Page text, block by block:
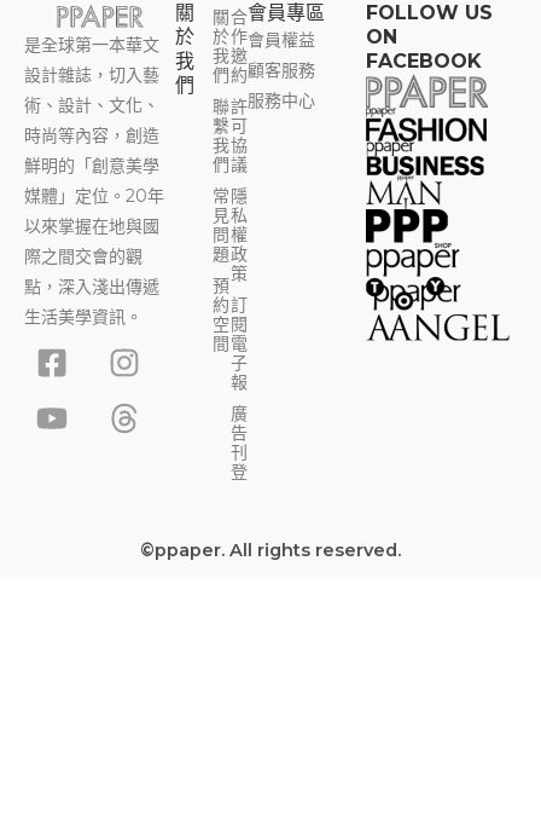
是全球第一本華文
設計雜誌，切入藝
術、設計、文化、
時尚等內容，創造
鮮明的「創意美學
媒體」定位。20年
以來掌握在地與國
際之間交會的觀
點，深入淺出傳遞
生活美學資訊。
F
a
c
I
n
s
t
Y
o
u
T
h
r
e
關
於
我
們
關
於
我
們
聯
繫
我
們
常
見
問
題
預
約
空
間
合
作
邀
約
許
可
協
議
隱
私
權
政
策
訂
閱
電
子
報
廣
告
刊
登
會員專區​
會員權益
顧客服務
服務中心
FOLLOW US
ON
FACEBOOK
©ppaper. All rights reserved.